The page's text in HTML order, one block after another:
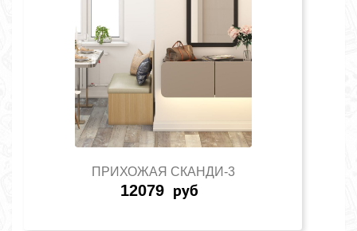
ПРИХОЖАЯ СКАНДИ-3
12079 руб